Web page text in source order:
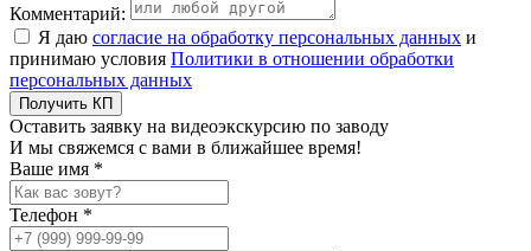
Комментарий:
Я даю согласие на обработку персональных данных и
принимаю условия Политики в отношении обработки
персональных данных
Получить КП
Оставить заявку на видеоэкскурсию по заводу
И мы свяжемся с вами в ближайшее время!
Ваше имя *
Телефон *